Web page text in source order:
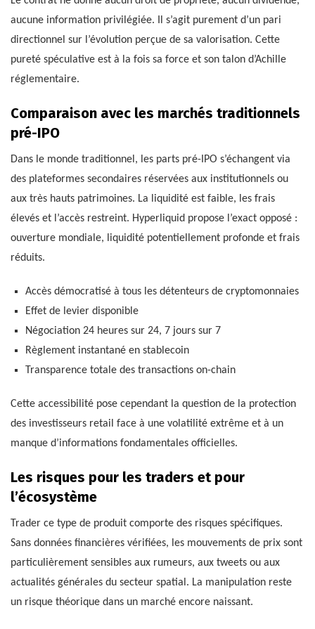
aucune information privilégiée. Il s’agit purement d’un pari
directionnel sur l’évolution perçue de sa valorisation. Cette
pureté spéculative est à la fois sa force et son talon d’Achille
réglementaire.
Comparaison avec les marchés traditionnels
pré-IPO
Dans le monde traditionnel, les parts pré-IPO s’échangent via
des plateformes secondaires réservées aux institutionnels ou
aux très hauts patrimoines. La liquidité est faible, les frais
élevés et l’accès restreint. Hyperliquid propose l’exact opposé :
ouverture mondiale, liquidité potentiellement profonde et frais
réduits.
Accès démocratisé à tous les détenteurs de cryptomonnaies
Effet de levier disponible
Négociation 24 heures sur 24, 7 jours sur 7
Règlement instantané en stablecoin
Transparence totale des transactions on-chain
Cette accessibilité pose cependant la question de la protection
des investisseurs retail face à une volatilité extrême et à un
manque d’informations fondamentales officielles.
Les risques pour les traders et pour
l’écosystème
Trader ce type de produit comporte des risques spécifiques.
Sans données financières vérifiées, les mouvements de prix sont
particulièrement sensibles aux rumeurs, aux tweets ou aux
actualités générales du secteur spatial. La manipulation reste
un risque théorique dans un marché encore naissant.